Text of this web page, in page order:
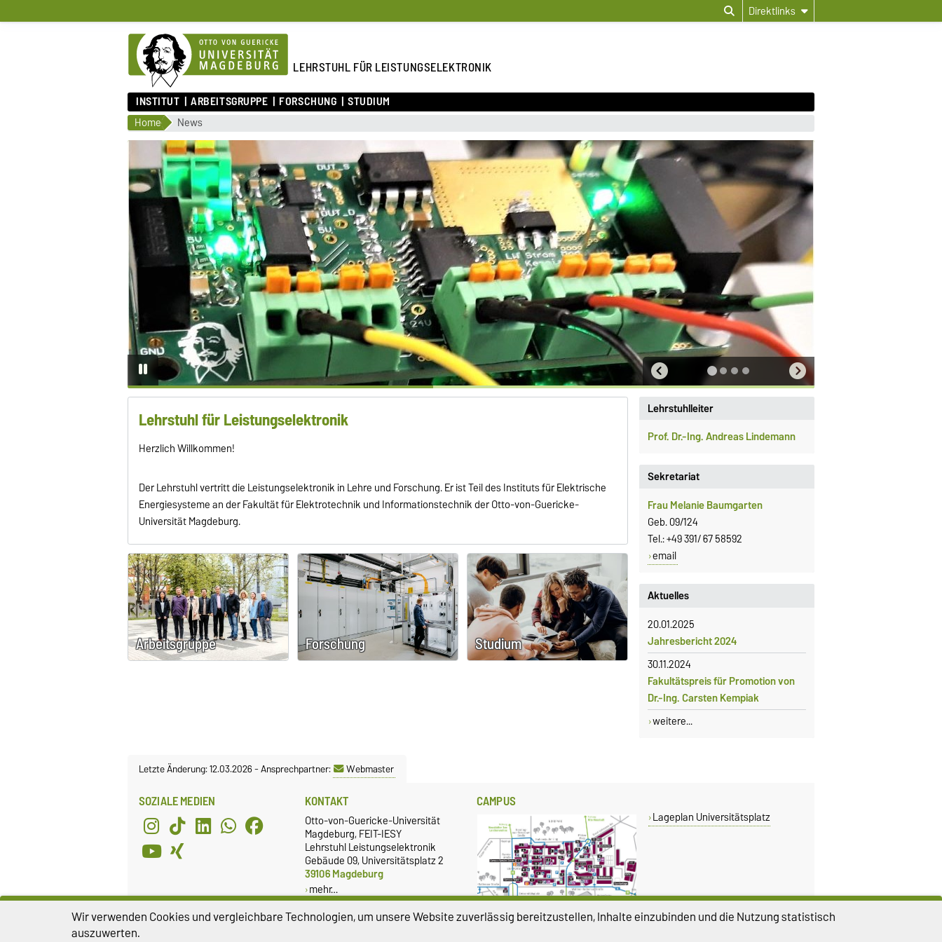
Direktlinks
LEHRSTUHL FÜR LEISTUNGSELEKTRONIK
INSTITUT ARBEITSGRUPPE FORSCHUNG STUDIUM
Home News
Lehrstuhl für Leistungselektronik
Herzlich Willkommen!
Der Lehrstuhl vertritt die Leistungselektronik in Lehre und Forschung. Er ist Teil des Instituts für Elektrische
Energiesysteme an der Fakultät für Elektrotechnik und Informationstechnik der Otto-von-Guericke-
Universität Magdeburg.
Arbeitsgruppe Forschung Studium
Aktuelles
20.01.2025
Jahresbericht 2024
30.11.2024
Fakultätspreis für Promotion von
Dr.-Ing. Carsten Kempiak
weitere...
Lehrstuhlleiter
Prof. Dr.-Ing. Andreas Lindemann
Sekretariat
Frau Melanie Baumgarten
Geb. 09/124
Tel.: +49 391/ 67 58592
email
Letzte Änderung: 12.03.2026-Ansprechpartner: Webmaster
SOZIALE MEDIEN KONTAKT
Otto-von-Guericke-Universität
Magdeburg, FEIT-IESY
Lehrstuhl Leistungselektronik
Gebäude 09, Universitätsplatz 2
39106 Magdeburg
mehr…
CAMPUS
Lageplan Universitätsplatz
Wir verwenden Cookies und vergleichbare Technologien, um unsere Website zuverlässig bereitzustellen, Inhalte einzubinden und die Nutzung statistisch
auszuwerten.